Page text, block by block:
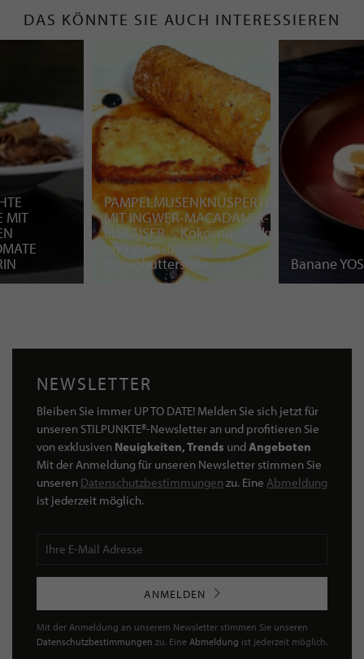
DAS KÖNNTE SIE AUCH INTERESSIEREN
MIT
PAMPELMUSENKNUSPERTEIG
MIT INGWER-MACADAMIA-
EISBAISER , Kokosnussbiskuit
und Zitrusfrucht-
Honigbuttersoße
Banane
NEWSLETTER
Bleiben Sie immer UP TO DATE! Melden Sie sich jetzt für
unseren STILPUNKTE®-Newsletter an und profitieren Sie
von exklusiven Neuigkeiten, Trends undAngeboten
Mit der Anmeldung für unseren Newsletter stimmen Sie
unseren Datenschutzbestimmungen zu. Eine Abmeldung
ist jederzeit möglich.
ANMELDEN
Mit der Anmeldung an unserem Newsletter stimmen Sie unseren
Datenschutzbestimmungen zu. Eine Abmeldung ist jederzeit möglich.